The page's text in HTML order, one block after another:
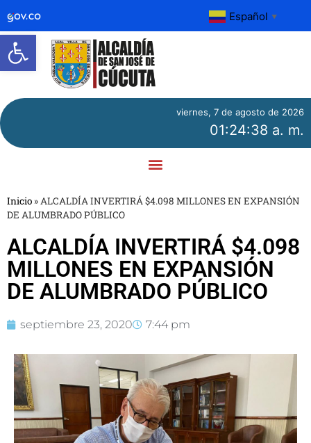
Abrir barra de herramientas
Español ▼
viernes, 7 de agosto de 2026
01:24:39 a. m.
Inicio » ALCALDÍA INVERTIRÁ $4.098 MILLONES EN EXPANSIÓN
DE ALUMBRADO PÚBLICO
ALCALDÍA INVERTIRÁ $4.098
MILLONES EN EXPANSIÓN
DE ALUMBRADO PÚBLICO
septiembre 23, 2020 7:44 pm